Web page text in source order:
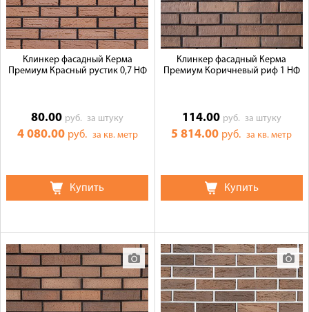
Клинкер фасадный Керма
Премиум Красный рустик 0,7 НФ
80.00 руб.за штуку
4 080.00 руб. за кв. метр
Купить
Клинкер фасадный Керма
Премиум Коричневый риф 1 НФ
114.00 руб. за штуку
5 814.00 руб.за кв. метр
Купить